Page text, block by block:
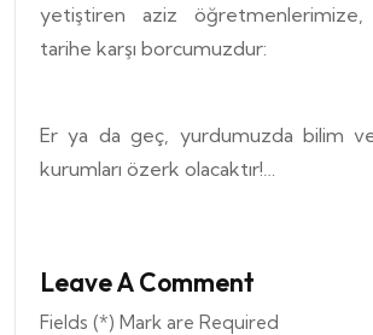
yetiştiren aziz öğretmenlerimize,
tarihe karşı borcumuzdur:
Er ya da geç, yurdumuzda bilim
kurumları özerk olacaktır!…
Leave A Comment
Fields (*) Mark are Required